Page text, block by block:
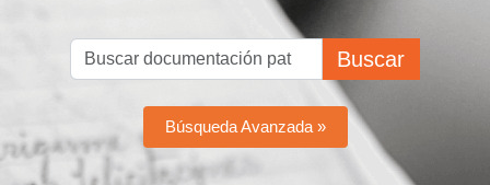
Buscar
Búsqueda Avanzada »